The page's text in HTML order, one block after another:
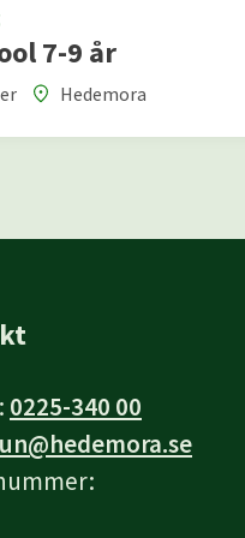
7-9 år
Hedemora
0225-340 00